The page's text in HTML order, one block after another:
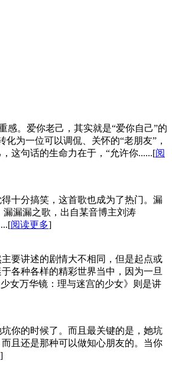
感。爱你老己，其实就是“爱你自己”的
为一位可以调侃、关怀的“老朋友”，
这句话的生命力在于，“允许你......[阅
十分搞笑，这首歌也成为了热门。漏
漏漏之歌，出自某音博主刘涛
阅读更多]
要讲述的剧情大不相同，但是起点或
各种各样的精彩世界当中，因为一旦
女万华镜：理与迷宫的少女》则是讲
你的时候了。而且最关键的是，她坑
且还是那种可以做知心朋友的。当你
]